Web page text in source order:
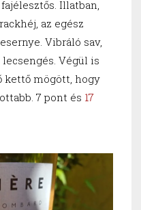
Illatban,
az egész
Vibráló sav,
Végül is
kettő mögött, hogy
7 pont és 17